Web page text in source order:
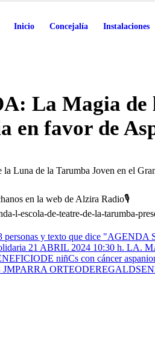
Inicio Concejalía Instalaciones
La Magia de
en favor de
Luna de la Tarumba Joven en el
en la web de Alzira Radio🎙️
l-escola-de-teatre-de-la-tarumba-